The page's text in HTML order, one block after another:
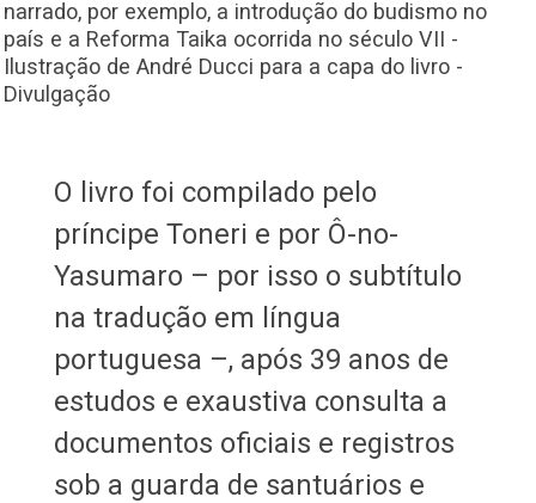
narrado, por exemplo, a introdução do budismo no
país e a Reforma Taika ocorrida no século VII -
Ilustração de André Ducci para a capa do livro -
Divulgação
O livro foi compilado pelo
príncipe Toneri e por Ô-no-
Yasumaro – por isso o subtítulo
na tradução em língua
portuguesa –, após 39 anos de
estudos e exaustiva consulta a
documentos oficiais e registros
sob a guarda de santuários e